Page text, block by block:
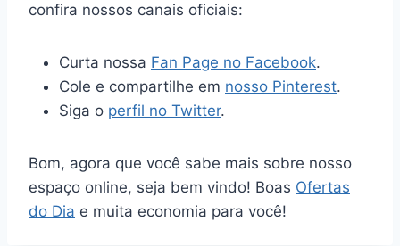
confira nossos canais oficiais:
Curta nossa Fan Page no Facebook.
Cole e compartilhe em nosso Pinterest.
Siga o perfil no Twitter.
Bom, agora que você sabe mais sobre nosso
espaço online, seja bem vindo! Boas Ofertas
do Dia e muita economia para você!